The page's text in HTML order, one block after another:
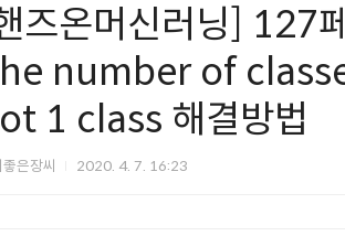
즈온머신러닝] 127
number of
1 class 해결방법
은장씨 2020. 4. 7. 16:23